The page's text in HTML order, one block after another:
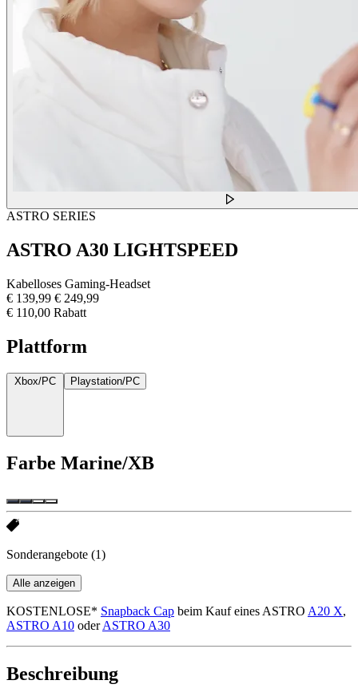
ASTRO SERIES
ASTRO A30 LIGHTSPEED
Kabelloses Gaming-Headset
€ 139,99 € 249,99
€ 110,00 Rabatt
Plattform
Xbox/PC Playstation/PC
Farbe Marine/XB
Sonderangebote (1)
Alle anzeigen
KOSTENLOSE* Snapback Cap beim Kauf eines ASTRO A20 X,
ASTRO A10 oderASTRO A30
Beschreibung